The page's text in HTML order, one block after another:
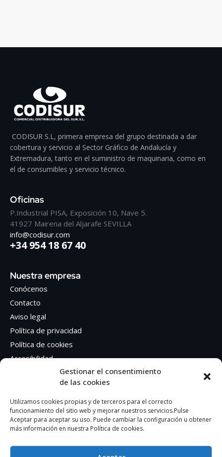
Gestionar el consentimiento
de las cookies
Utilizamos cookies propias y de terceros para el correcto
funcionamiento del sitio web y mejorar nuestros servicios.Pulse
Aceptar para aceptar su uso. Puede cambiar la configuración u obtener
más información en nuestra Política de cookies.
CODISUR S.L, primera empresa del grupo destinada a dar
cobertura y servicio al Sector Gráfico de Andalucía y
Extremadura, tanto en el suministro de maquinaria, como en
el de consumibles y servicio técnico.
Oficinas
P.Industrial PISA, Exposición 10, Nave 5.
41927 Mairena del Aljarafe SEVILLA
info@codisur.com
+34 954 18 67 40
Nuestra empresa
Conócenos
Contacto
Aviso legal
Política de privacidad
Política de cookies
Accesibilidad
Síguenos en Redes sociales
Facebook
Instagram